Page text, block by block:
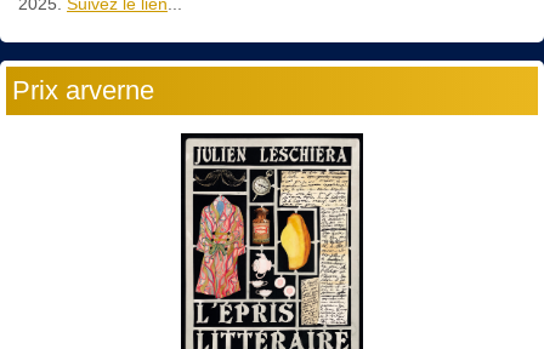
2025. Suivez le lien...
Prix arverne